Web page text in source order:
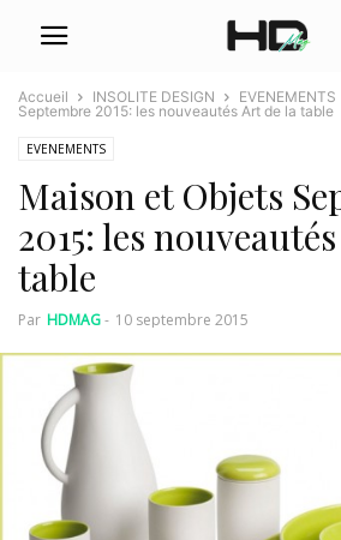
Accueil INSOLITE DESIGN EVENEMENTS
Septembre 2015: les nouveautés Art de la table
EVENEMENTS
Maison et Objets
2015: les
table
Par HDMAG- 10 septembre 2015